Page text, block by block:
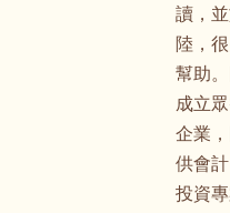
讀，
陸，
幫助
成立
企業
供會
投資